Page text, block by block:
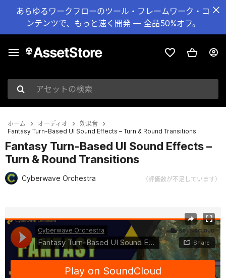
あらゆるワークフローのツール・フレームワーク・コ
ンテンツで、もっと速く開発 — 全品50%オフ。
アセットの検索
ホーム オーディオ
効果音
Fantasy Turn-Based UI Sound Effects – Turn & Round Transitions
Fantasy Turn-Based UI Sound Effects –
Turn & Round Transitions
Cyberwave Orchestra （評価数が不足しています）